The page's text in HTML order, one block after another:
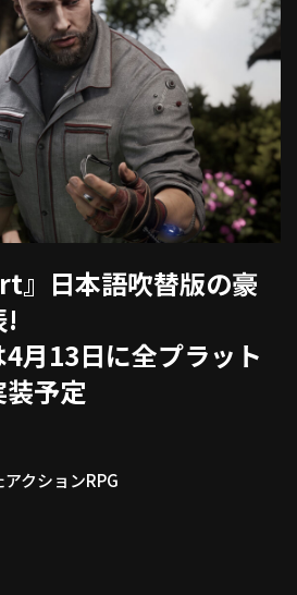
』日本語吹替版の豪
!
月13日に全プラット
装予定
クションRPG